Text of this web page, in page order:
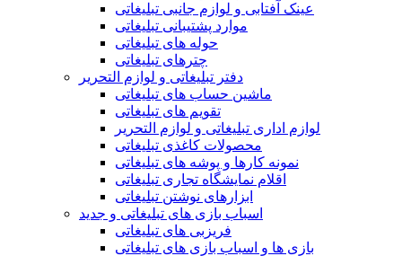
عینک آفتابی و لوازم جانبی تبلیغاتی
موارد پشتیبانی تبلیغاتی
حوله های تبلیغاتی
چترهای تبلیغاتی
دفتر تبلیغاتی و لوازم التحریر
ماشین حساب های تبلیغاتی
تقویم های تبلیغاتی
لوازم اداری تبلیغاتی و لوازم التحریر
محصولات کاغذی تبلیغاتی
نمونه کارها و پوشه های تبلیغاتی
اقلام نمایشگاه تجاری تبلیغاتی
ابزارهای نوشتن تبلیغاتی
اسباب بازی های تبلیغاتی و جدید
فریزبی های تبلیغاتی
بازی ها و اسباب بازی های تبلیغاتی